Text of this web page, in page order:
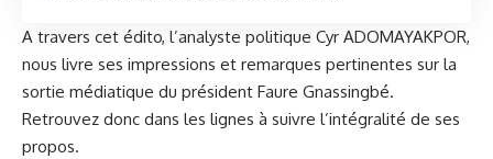
A travers cet édito, l’analyste politique Cyr ADOMAYAKPOR,
nous livre ses impressions et remarques pertinentes sur la
sortie médiatique du président Faure Gnassingbé.
Retrouvez donc dans les lignes à suivre l’intégralité de ses
propos.